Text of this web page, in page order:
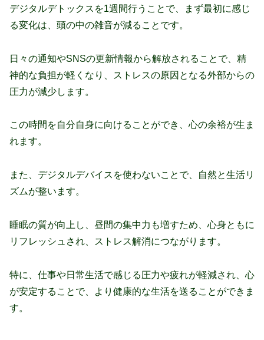
デジタルデトックスを1週間行うことで、まず最初に感じ
る変化は、頭の中の雑音が減ることです。
日々の通知やSNSの更新情報から解放されることで、精
神的な負担が軽くなり、ストレスの原因となる外部からの
圧力が減少します。
この時間を自分自身に向けることができ、心の余裕が生ま
れます。
また、デジタルデバイスを使わないことで、自然と生活リ
ズムが整います。
睡眠の質が向上し、昼間の集中力も増すため、心身ともに
リフレッシュされ、ストレス解消につながります。
特に、仕事や日常生活で感じる圧力や疲れが軽減され、心
が安定することで、より健康的な生活を送ることができま
す。